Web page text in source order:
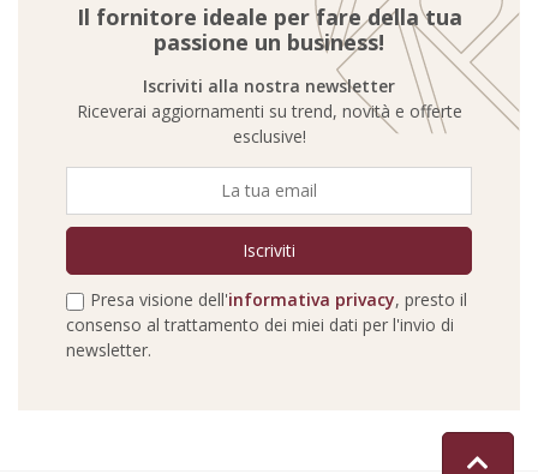
Il fornitore ideale per fare della tua
passione un business!
Iscriviti alla nostra newsletter
Riceverai aggiornamenti su trend, novità e offerte
esclusive!
Presa visione dell'informativa privacy, presto il
consenso al trattamento dei miei dati per l'invio di
newsletter.